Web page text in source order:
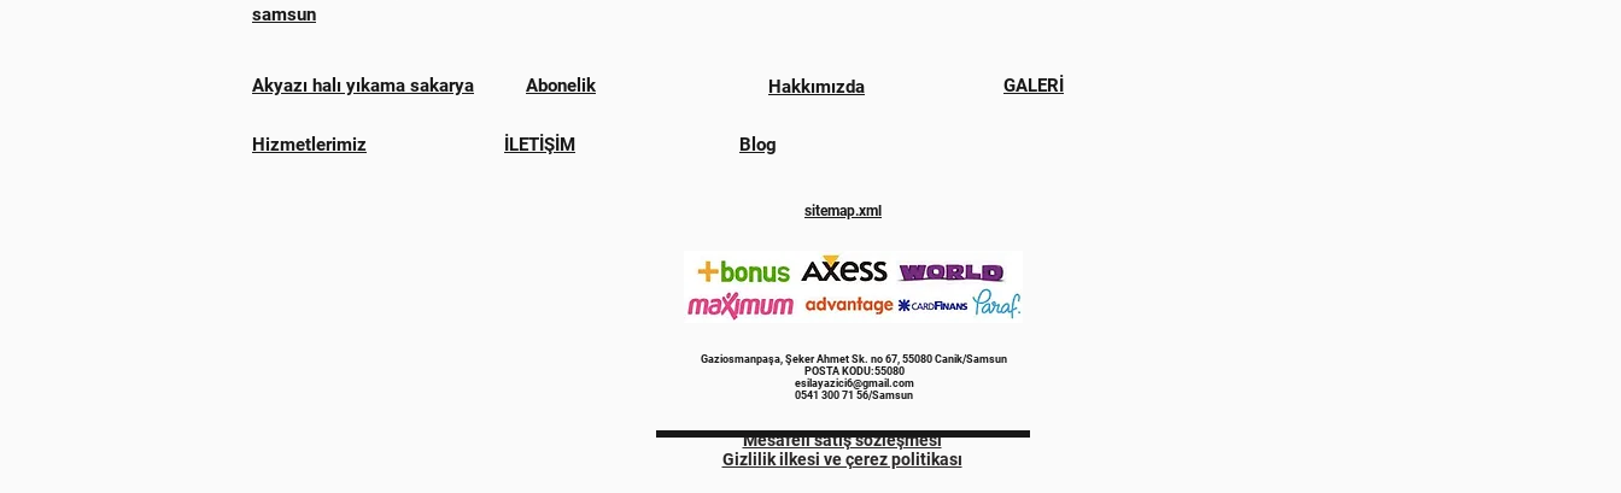
samsun
Akyazı halı yıkama sakarya Abonelik Hakkımızda GALERİ
Hizmetlerimiz İLETİŞİM Blog
sitemap.xml
Gaziosmanpaşa, Şeker Ahmet Sk. no 67, 55080 Canik/Samsun
POSTA KODU:55080
esilayazici6@gmail.com
0541 300 71 56/Samsun
Mesafeli satış sözleşmesi
Gizlilik ilkesi ve çerez politikası